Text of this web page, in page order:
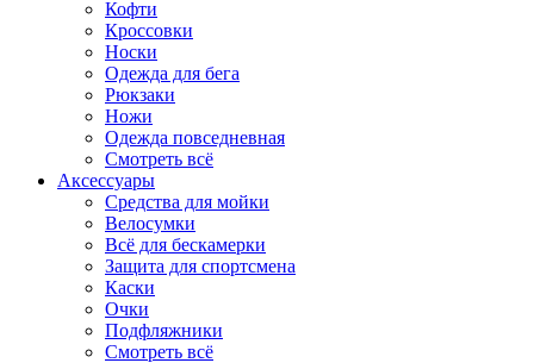
Кофти
Кроссовки
Носки
Одежда для бега
Рюкзаки
Ножи
Одежда повседневная
Смотреть всё
Аксессуары
Cредства для мойки
Велосумки
Всё для бескамерки
Защита для спортсмена
Каски
Очки
Подфляжники
Смотреть всё